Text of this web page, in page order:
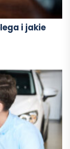
i jakie